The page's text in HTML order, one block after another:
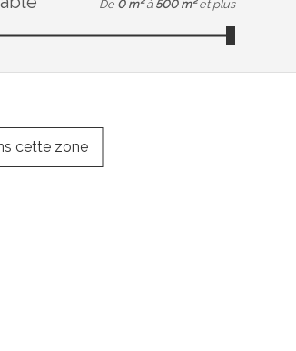
De 0 m² à 500 m² et plus
cette zone